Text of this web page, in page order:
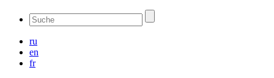
ru
en
fr